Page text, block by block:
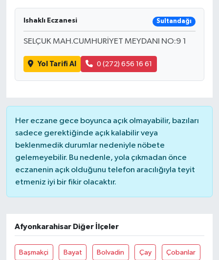
Ishaklı Eczanesi Sultandağı
SELÇUK MAH.CUMHURİYET MEYDANI NO:9 1
Yol Tarifi Al 0 (272) 656 16 61
Her eczane gece boyunca açık olmayabilir, bazıları
sadece gerektiğinde açık kalabilir veya
beklenmedik durumlar nedeniyle nöbete
gelemeyebilir. Bu nedenle, yola çıkmadan önce
eczanenin açık olduğunu telefon aracılığıyla teyit
etmeniz iyi bir fikir olacaktır.
Afyonkarahisar Diğer İlçeler
Başmakçi Bayat Bolvadin Çay Çobanlar